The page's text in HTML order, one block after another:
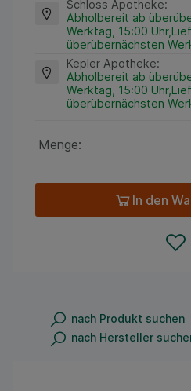
Schloss Apotheke:
Abholbereit ab
Werktag, 15:00
überübernächsten
Kepler Apotheke:
Abholbereit ab
Werktag, 15:00
überübernächsten
Menge:
In den
nach Produkt suchen
nach Hersteller